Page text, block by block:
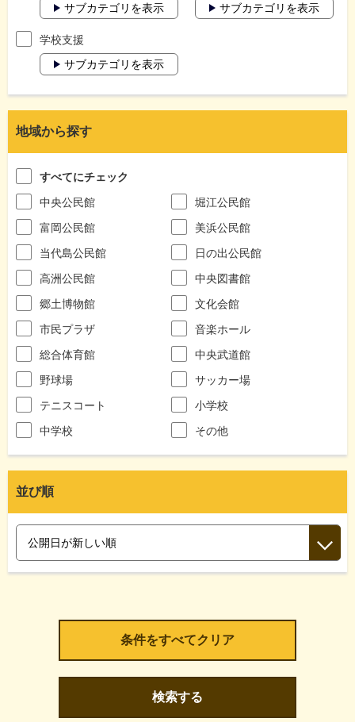
サブカテゴリを表示
サブカテゴリを表示
学校支援
サブカテゴリを表示
地域から探す
すべてにチェック
中央公民館
堀江公民館
富岡公民館
美浜公民館
当代島公民館
日の出公民館
高洲公民館
中央図書館
郷土博物館
文化会館
市民プラザ
音楽ホール
総合体育館
中央武道館
野球場
サッカー場
テニスコート
小学校
中学校
その他
並び順
検索する